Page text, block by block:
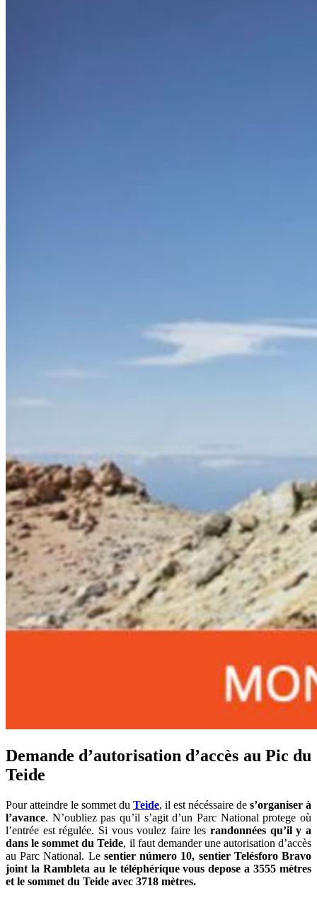
Demande d’autorisation d’accès au Pic du
Teide
Pour atteindre le sommet du Teide, il est nécéssaire de s’organiser à
l’avance. N’oubliez pas qu’il s’agit d’un Parc National protege où
l’entrée est régulée. Si vous voulez faire lesrandonnées qu’il y a
dans le sommet du Teide, il faut demander une autorisation d’accès
au Parc National. Le sentier número 10, sentier Telésforo Bravo
joint la Rambleta au le téléphérique vous depose a 3555 mètres
et le sommet du Teide avec 3718 mètres.